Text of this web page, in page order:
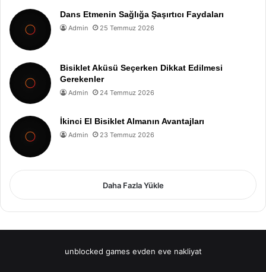
Dans Etmenin Sağlığa Şaşırtıcı Faydaları
Admin 25 Temmuz 2026
Bisiklet Aküsü Seçerken Dikkat Edilmesi
Gerekenler
Admin 24 Temmuz 2026
İkinci El Bisiklet Almanın Avantajları
Admin 23 Temmuz 2026
Daha Fazla Yükle
unblocked games evden eve nakliyat